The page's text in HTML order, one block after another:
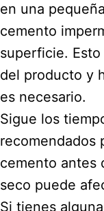
en una
cemento
superficie.
del producto y
es necesario.
Sigue los
recomendados
cemento antes
seco puede
Si tienes